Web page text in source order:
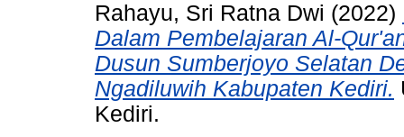
Rahayu, Sri Ratna Dwi (2022)
Dalam Pembelajaran Al-
Dusun Sumberjoyo Selatan
Ngadiluwih Kabupaten Kediri.
Kediri.